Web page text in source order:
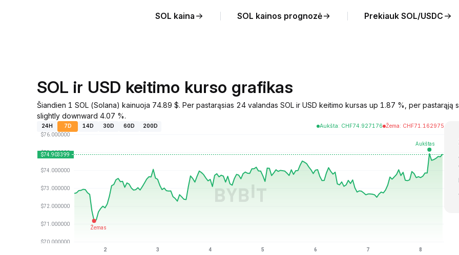
SOL kaina SOL kainos prognozė Prekiauk SOL/USDC
SOL ir USD keitimo kurso grafikas
Šiandien 1 SOL (Solana) kainuoja 74.89 $. Per pastarąsias 24 valandas SOL ir USD keitimo kursas up 1.87 %, per
slightly downward 4.07 %.
24H 7D 14D 30D 60D 200D Aukšta: CHF74.927176 Žema: CHF71.162975